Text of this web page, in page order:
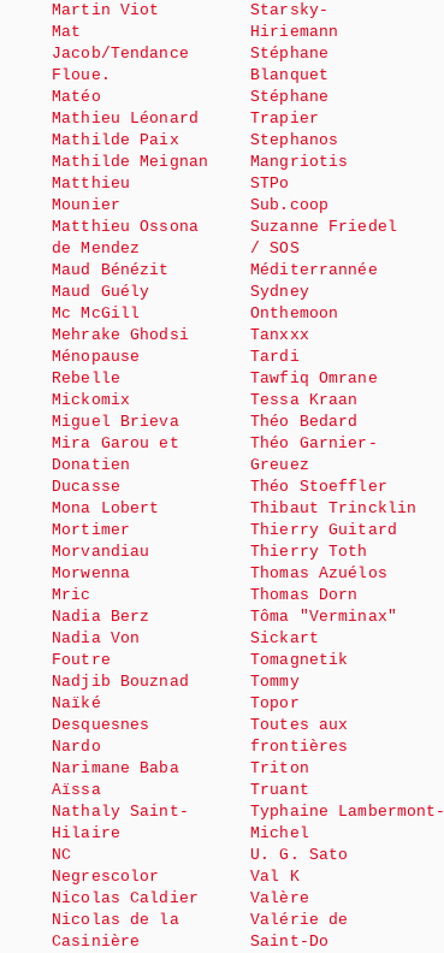
Martin Viot
Mat
Jacob/Tendance
Floue.
Matéo
Mathieu Léonard
Mathilde Paix
Mathilde Meignan
Matthieu
Mounier
Matthieu Ossona
de Mendez
Maud Bénézit
Maud Guély
Mc McGill
Mehrake Ghodsi
Ménopause
Rebelle
Mickomix
Miguel Brieva
Mira Garou et
Donatien
Ducasse
Mona Lobert
Mortimer
Morvandiau
Morwenna
Mric
Nadia Berz
Nadia Von
Foutre
Nadjib Bouznad
Naïké
Desquesnes
Nardo
Narimane Baba
Aïssa
Nathaly Saint-
Hilaire
NC
Negrescolor
Nicolas Caldier
Nicolas de la
Casinière
Starsky-
Hiriemann
Stéphane
Blanquet
Stéphane
Trapier
Stephanos
Mangriotis
STPo
Sub.coop
Suzanne Friedel
/ SOS
Méditerrannée
Sydney
Onthemoon
Tanxxx
Tardi
Tawfiq Omrane
Tessa Kraan
Théo Bedard
Théo Garnier-
Greuez
Théo Stoeffler
Thibaut Trincklin
Thierry Guitard
Thierry Toth
Thomas Azuélos
Thomas Dorn
Tôma "Verminax"
Sickart
Tomagnetik
Tommy
Topor
Toutes aux
frontières
Triton
Truant
Typhaine Lambermont-
Michel
U. G. Sato
Val K
Valère
Valérie de
Saint-Do